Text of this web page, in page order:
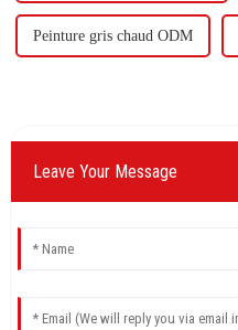
Peinture gris chaud ODM
Leave Your Message